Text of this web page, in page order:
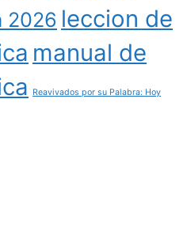
2026 leccion de
manual de
Reavivados por su Palabra: Hoy